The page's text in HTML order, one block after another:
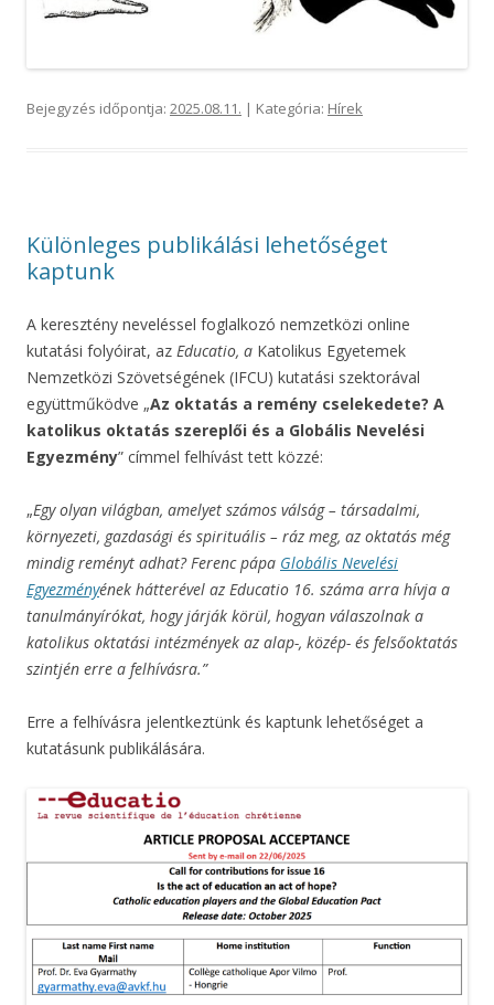
Bejegyzés időpontja: 2025.08.11. | Kategória: Hírek
Különleges publikálási lehetőséget
kaptunk
A keresztény neveléssel foglalkozó nemzetközi online
kutatási folyóirat, az Educatio, a Katolikus Egyetemek
Nemzetközi Szövetségének (IFCU) kutatási szektorával
együttműködve „Az oktatás a remény cselekedete? A
katolikus oktatás szereplői és a Globális Nevelési
Egyezmény” címmel felhívást tett közzé:
„Egy olyan világban, amelyet számos válság – társadalmi,
környezeti, gazdasági és spirituális – ráz meg, az oktatás még
mindig reményt adhat? Ferenc pápa Globális Nevelési
Egyezményének hátterével az Educatio 16. száma arra hívja a
tanulmányírókat, hogy járják körül, hogyan válaszolnak a
katolikus oktatási intézmények az alap-, közép- és felsőoktatás
szintjén erre a felhívásra.”
Erre a felhívásra jelentkeztünk és kaptunk lehetőséget a
kutatásunk publikálására.